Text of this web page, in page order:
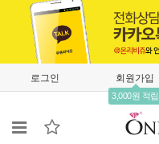
로그인 회원가입
3,000원 적립